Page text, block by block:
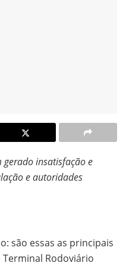
insatisfação e
e autoridades
são essas as principais
Rodoviário